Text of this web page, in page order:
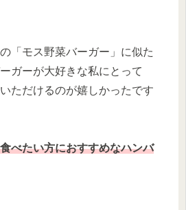
「モス野菜バーガー」に似た
ガーが大好きな私にとって
ただけるのが嬉しかったです
べたい方におすすめなハンバ